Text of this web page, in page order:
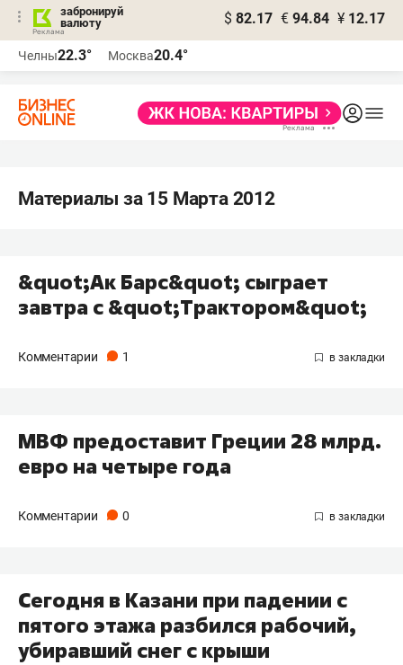
забронируй
валюту
$ 82.17 € 94.84 ¥ 12.17
Челны22.3° Москва20.4°
Материалы за 15 Марта 2012
&quot;Ак Барс&quot; сыграет
завтра с &quot;Трактором&quot;
Комментарии 1
МВФ предоставит Греции 28 млрд.
евро на четыре года
Комментарии 0
Сегодня в Казани при падении с
пятого этажа разбился рабочий,
убиравший снег с крыши